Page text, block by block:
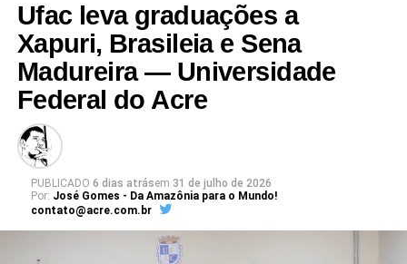
Para se inscrever e consultar a programação,acesse o site do
evento.
Leia Mais: UFAC
Ufac leva graduações a
Xapuri, Brasileia e Sena
Madureira — Universidade
Federal do Acre
PUBLICADO 6 dias atrásem 31 de julho de 2026
Por: José Gomes - Da Amazônia para o Mundo!
contato@acre.com.br